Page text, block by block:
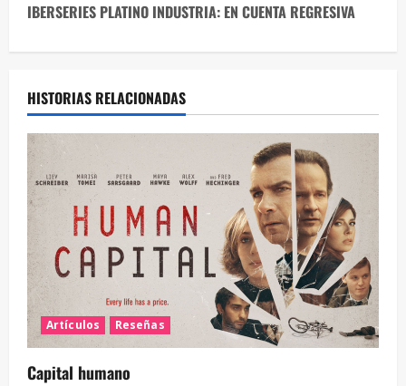
IBERSERIES PLATINO INDUSTRIA: EN CUENTA REGRESIVA
HISTORIAS RELACIONADAS
Artículos Reseñas
Capital humano